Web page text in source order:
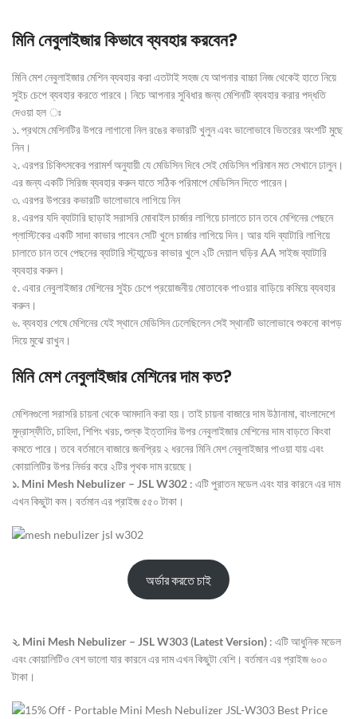
মিনি নেবুলাইজার কিভাবে ব্যবহার করবেন?
মিনি মেশ নেবুলাইজার মেশিন ব্যবহার করা এতটাই সহজ যে আপনার বাচ্চা নিজ থেকেই হাতে নিয়ে
সুইচ চেপে ব্যবহার করতে পারবে। নিচে আপনার সুবিধার জন্য মেশিনটি ব্যবহার করার পদ্ধতি
দেওয়া হল ঃ
১. প্রথমে মেশিনটির উপরে লাগানো নিল রঙের কভারটি খুলুন এবং ভালোভাবে ভিতরের অংশটি মুছে
নিন।
২. এরপর চিকিৎসকের পরামর্শ অনুযায়ী যে মেডিসিন দিবে সেই মেডিসিন পরিমান মত সেখানে ঢালুন।
এর জন্য একটি সিরিজ ব্যবহার করুন যাতে সঠিক পরিমাপে মেডিসিন দিতে পারেন।
৩. এরপর উপরের কভারটি ভালোভাবে লাগিয়ে নিন
৪. এরপর যদি ব্যাটারি ছাড়াই সরাসরি মোবাইল চার্জার লাগিয়ে চালাতে চান তবে মেশিনের পেছনে
প্লাস্টিকের একটি সাদা কাভার পাবেন সেটি খুলে চার্জার লাগিয়ে দিন। আর যদি ব্যাটারি লাগিয়ে
চালাতে চান তবে পেছনের ব্যাটারি স্ট্যান্ডের কাভার খুলে ২টি দেয়াল ঘড়ির AA সাইজ ব্যাটারি
ব্যবহার করুন।
৫. এবার নেবুলাইজার মেশিনের সুইচ চেপে প্রয়োজনীয় মোতাবেক পাওয়ার বাড়িয়ে কমিয়ে ব্যবহার
করুন।
৬. ব্যবহার শেষে মেশিনের যেই স্থানে মেডিসিন ঢেলেছিলেন সেই স্থানটি ভালোভাবে শুকনো কাপড়
দিয়ে মুঝে রাখুন।
মিনি মেশ নেবুলাইজার মেশিনের দাম কত?
মেশিনগুলো সরাসরি চায়না থেকে আমদানি করা হয়। তাই চায়না বাজারে দাম উঠানামা, বাংলাদেশে
মুদ্রাস্ফীতি, চাহিদা, শিপিং খরচ, শুল্ক ইত্তাদির উপর নেবুলাইজার মেশিনের দাম বাড়তে কিংবা
কমতে পারে। তবে বর্তমানে বাজারে জনপ্রিয় ২ ধরনের মিনি মেশ নেবুলাইজার পাওয়া যায় এবং
কোয়ালিটির উপর নির্ভর করে ২টির পৃথক দাম রয়েছে।
১. Mini Mesh Nebulizer – JSL W302 : এটি পুরাতন মডেল এবং যার কারনে এর দাম
এখন কিছুটা কম। বর্তমান এর প্রাইজ ৫৫০ টাকা।
অর্ডার করতে চাই
২. Mini Mesh Nebulizer – JSL W303 (Latest Version) : এটি আধুনিক মডেল
এবং কোয়ালিটিও বেশ ভালো যার কারনে এর দাম এখন কিছুটা বেশি। বর্তমান এর প্রাইজ ৬০০
টাকা।